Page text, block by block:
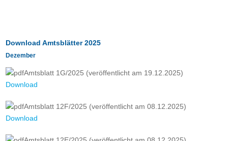
Download Amtsblätter 2025
Dezember
Amtsblatt 1G/2025 (veröffentlicht am 19.12.2025)
Download
Amtsblatt 12F/2025 (veröffentlicht am 08.12.2025)
Download